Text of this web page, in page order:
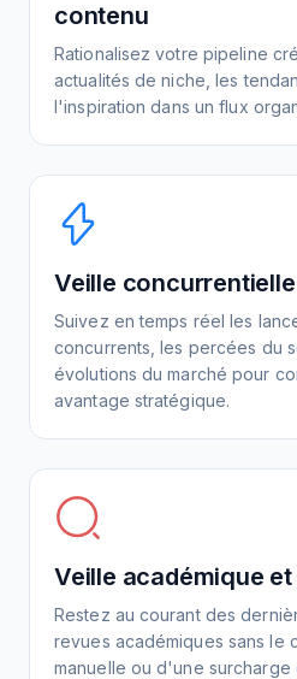
contenu
Rationalisez votre pipeline
actualités de niche, les
l'inspiration dans un flux
Veille concurrentielle
Suivez en temps réel les
concurrents, les percées du
évolutions du marché pour
avantage stratégique.
Veille académique
Restez au courant des
revues académiques sans le
manuelle ou d'une